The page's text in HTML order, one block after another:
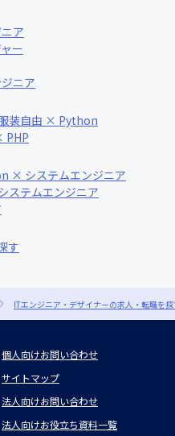
ア
ー
ニア
装自由 × Python
PHP
× システムエンジニア
ステムエンジニア
す
ITエンジニア・デザイナーの求人・転職を
個人向けお問い合わせ
サイトマップ
法人向けお問い合わせ
法人向けお役立ち資料一覧